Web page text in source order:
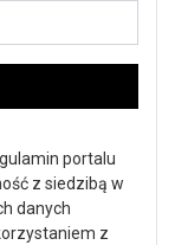
portalu
z siedzibą w
danych
z